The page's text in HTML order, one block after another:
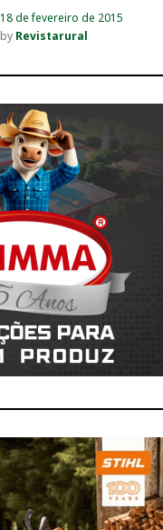
18 de fevereiro de 2015
by Revistarural